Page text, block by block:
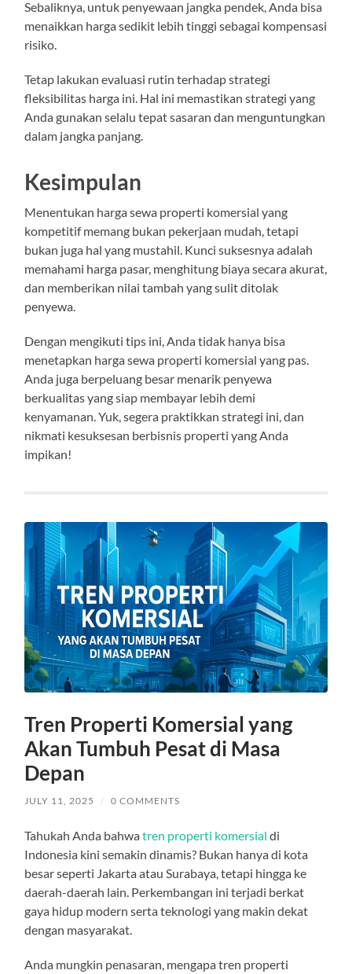
Sebaliknya, untuk penyewaan jangka pendek, Anda bisa
menaikkan harga sedikit lebih tinggi sebagai kompensasi
risiko.
Tetap lakukan evaluasi rutin terhadap strategi
fleksibilitas harga ini. Hal ini memastikan strategi yang
Anda gunakan selalu tepat sasaran dan menguntungkan
dalam jangka panjang.
Kesimpulan
Menentukan harga sewa properti komersial yang
kompetitif memang bukan pekerjaan mudah, tetapi
bukan juga hal yang mustahil. Kunci suksesnya adalah
memahami harga pasar, menghitung biaya secara akurat,
dan memberikan nilai tambah yang sulit ditolak
penyewa.
Dengan mengikuti tips ini, Anda tidak hanya bisa
menetapkan harga sewa properti komersial yang pas.
Anda juga berpeluang besar menarik penyewa
berkualitas yang siap membayar lebih demi
kenyamanan. Yuk, segera praktikkan strategi ini, dan
nikmati kesuksesan berbisnis properti yang Anda
impikan!
Tren Properti Komersial yang
Akan Tumbuh Pesat di Masa
Depan
JULY 11, 2025 / 0 COMMENTS
Tahukah Anda bahwatren properti komersial di
Indonesia kini semakin dinamis? Bukan hanya di kota
besar seperti Jakarta atau Surabaya, tetapi hingga ke
daerah-daerah lain. Perkembangan ini terjadi berkat
gaya hidup modern serta teknologi yang makin dekat
dengan masyarakat.
Anda mungkin penasaran, mengapa tren properti